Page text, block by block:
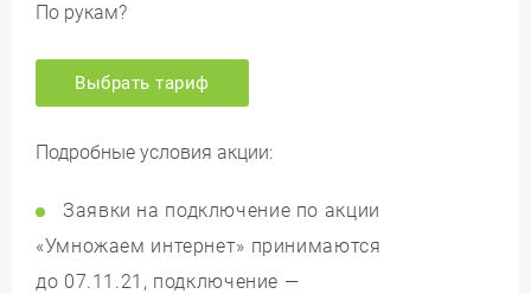
По рукам?
Выбрать тариф
Подробные условия акции:
Заявки на подключение по акции
«Умножаем интернет» принимаются
до 07.11.21, подключение —